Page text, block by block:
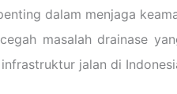
dalam menjaga
masalah drainase
jalan di